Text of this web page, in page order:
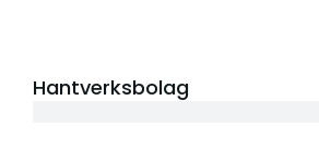
Hantverksbolag